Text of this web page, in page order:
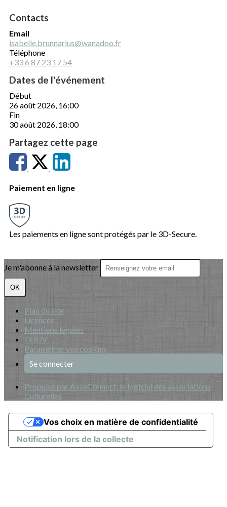
Contacts
Email
isabelle.brunnarius@wanadoo.fr
Téléphone
+33 6 87 23 17 54
Dates de l'événement
Début
26 août 2026, 16:00
Fin
30 août 2026, 18:00
Partagez cette page
Paiement en ligne
Les paiements en ligne sont protégés par le 3D-Secure.
Je m'abonne à la newsletter
OK
Plan du site
Licences
Mentions légales
CGUV
Paramétrer vos cookies
Se connecter
Propulsé par AssoConnect, le logiciel des associations
Culturelles
Notification lors de la collecte
Vos choix en matière de confidentialité